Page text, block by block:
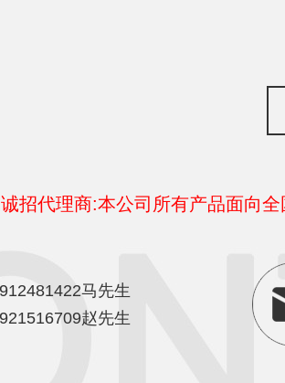
诚招代理商:本公司所有产品面向
马先生
赵先生